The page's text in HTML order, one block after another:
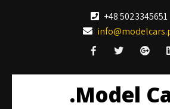
+48 5023345651
.Model